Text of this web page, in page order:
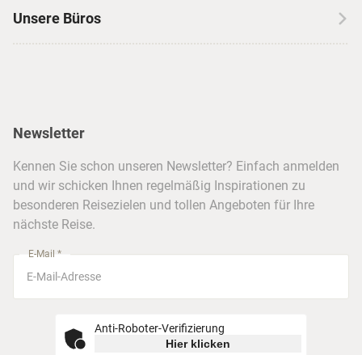
Insidertipps
FAQ
Barrierefreiheitserklärung
Skireisen
Hotels & Unterkünfte
Kreuzfahrten
Busreisen
Unsere Büros
Frankfurt
Stuttgart
Newsletter
Kennen Sie schon unseren Newsletter? Einfach anmelden
und wir schicken Ihnen regelmäßig Inspirationen zu
besonderen Reisezielen und tollen Angeboten für Ihre
nächste Reise.
E-Mail *
Anti-Roboter-Verifizierung
Hier klicken